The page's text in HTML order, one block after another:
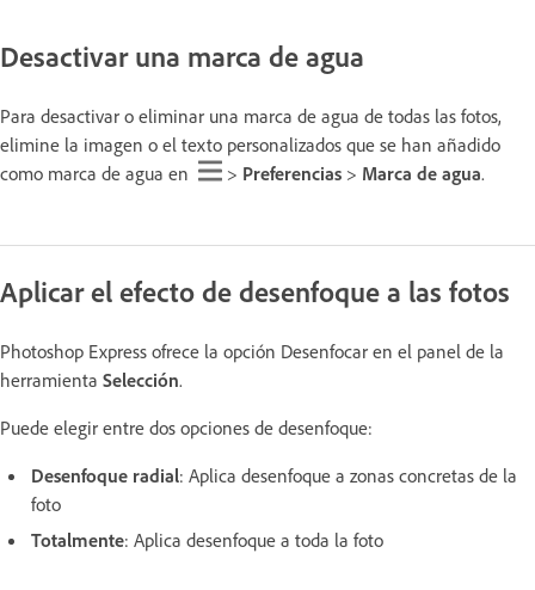
Desactivar una marca de agua
Para desactivar o eliminar una marca de agua de todas las fotos,
elimine la imagen o el texto personalizados que se han añadido
como marca de agua en
> Preferencias > Marca de agua.
Aplicar el efecto de desenfoque a las fotos
Photoshop Express ofrece la opción Desenfocar en el panel de la
herramienta Selección.
Puede elegir entre dos opciones de desenfoque:
Desenfoque radial: Aplica desenfoque a zonas concretas de la
foto
Totalmente: Aplica desenfoque a toda la foto